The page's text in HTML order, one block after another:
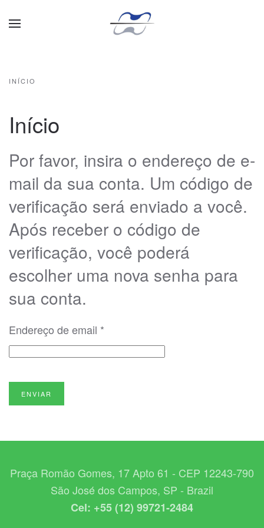
INÍCIO
Início
Por favor, insira o endereço de e-
mail da sua conta. Um código de
verificação será enviado a você.
Após receber o código de
verificação, você poderá
escolher uma nova senha para
sua conta.
Endereço de email *
ENVIAR
Praça Romão Gomes, 17 Apto 61 - CEP 12243-790
São José dos Campos, SP - Brazil
Cel: +55 (12) 99721-2484